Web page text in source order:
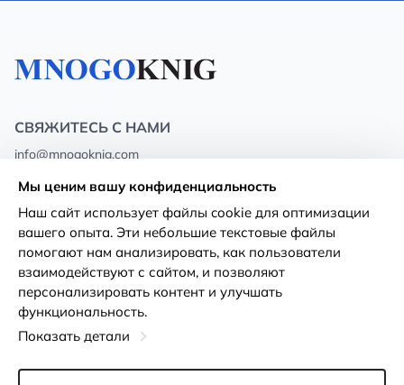
СВЯЖИТЕСЬ С НАМИ
info@mnogoknig.com
Rīga, Augusta Deglava 69d, LV-1082
О нас
Магазины
Доставка и оплата
Карты лояльности
Политика
конфиденциальности
Условия использования
Возврат товара
Мы ценим вашу конфиденциальность
Наш сайт использует файлы cookie для оптимизации
вашего опыта. Эти небольшие текстовые файлы
помогают нам анализировать, как пользователи
взаимодействуют с сайтом, и позволяют
персонализировать контент и улучшать
функциональность.
Показать детали